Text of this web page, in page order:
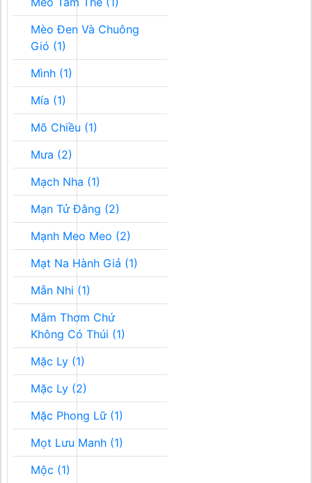
Mèo Đen Và Chuông
Gió (1)
Mình (1)
Mía (1)
Mõ Chiều (1)
Mưa (2)
Mạch Nha (1)
Mạn Tử Đằng (2)
Mạnh Meo Meo (2)
Mạt Na Hành Giả (1)
Mẫn Nhi (1)
Mắm Thơm Chứ
Không Có Thúi (1)
Mặc Ly (1)
Mặc Ly (2)
Mặc Phong Lữ (1)
Mọt Lưu Manh (1)
Mộc (1)